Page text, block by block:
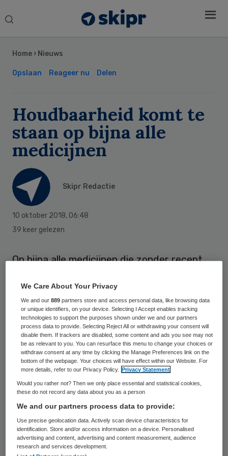
Search
Home › Nieuws
Opslaan Reageer nu Delen
Houdbaarheid komt te
staan op bijna alle
medicijnen
Skipr Redactie
10 oktober 2018, 06:48
39 keer gelezen
Op bijna alle medicijnen die zonder recept
je het aangebroken middel kunt gebruiken.
In 2015 stond die informatie nog maar op 10
procent van de middelen, in 2018 loopt dat
op tot 92 procent, meldt het College ter
Beoordeling van Geneesmiddelen (CBG).
Het college riep fabrikanten op in actie te
komen nadat uit onderzoek van de
Consumentenbond naar voren kwam dat
het voor mensen onduidelijk was tot
wanneer ze bijvoorbeeld een geopend flesje
hoestdrank verantwoord konden gebruiken.
Sidebar
We Care About Your Privacy
We and our889 partners store and access personal data, like browsing data
or unique identifiers, on your device. Selecting I Accept enables tracking
technologies to support the purposes shown under we and our partners
process data to provide. Selecting Reject All or withdrawing your consent will
disable them. If trackers are disabled, some content and ads you see may not
be as relevant to you. You can resurface this menu to change your choices or
withdraw consent at any time by clicking the Manage Preferences link on the
bottom of the webpage. Your choices will have effect within our Website. For
more details, refer to our Privacy Policy.
Privacy Statement
Would you rather not? Then we only place essential and statistical cookies,
these do not record any data about you as a person
We and our partners process data to provide:
Use precise geolocation data. Actively scan device characteristics for
identification. Store and/or access information on a device. Personalised
advertising and content, advertising and content measurement, audience
research and services development.